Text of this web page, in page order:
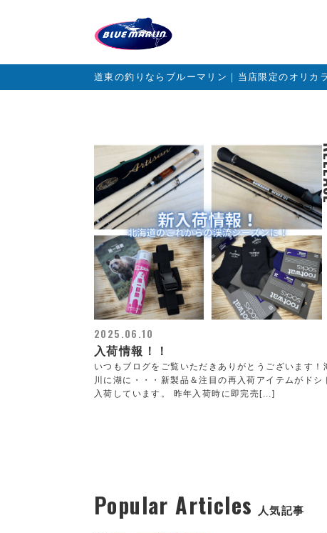
道東の釣りならブルーマリン｜当店限定のオリカ
2025.06.10
入荷情報！！
いつもブログをご覧いただきありがとうございます！
川に湖に・・・新製品＆注目の再入荷アイテムがドシ
入荷しています。 昨年入荷時に即完売[...]
Popular Articles 人気記事